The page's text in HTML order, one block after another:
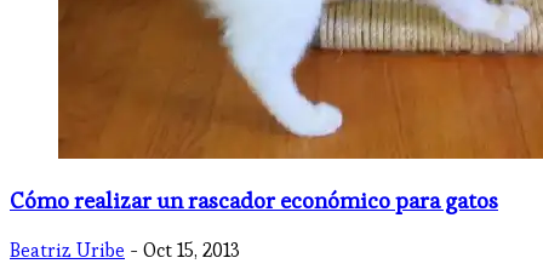
Cómo realizar un rascador económico para gatos
Beatriz Uribe - Oct 15, 2013